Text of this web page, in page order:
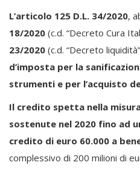
L’articolo 125 D.L. 34/2020,
18/2020 (c.d. “Decreto Cura
23/2020 (c.d. “Decreto
d’imposta per la
strumenti e per l’acquisto
Il credito spetta nella
sostenute nel 2020 fino ad
credito di euro 60.000 a
complessivo di 200 milioni di